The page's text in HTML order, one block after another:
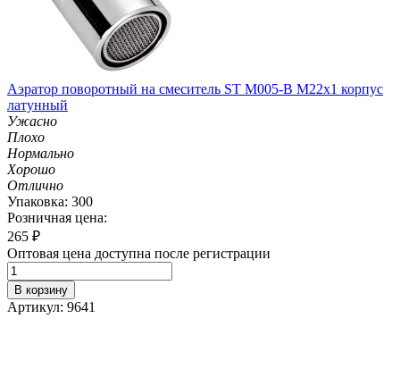
Аэратор поворотный на смеситель ST М005-B М22х1 корпус
латунный
Ужасно
Плохо
Нормально
Хорошо
Отлично
Упаковка: 300
Розничная цена:
265 ₽
Оптовая цена доступна после регистрации
В корзину
Артикул: 9641